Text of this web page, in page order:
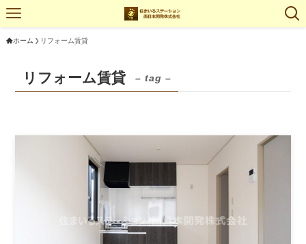
ホーム リフォーム賃貸
リフォーム賃貸 – tag –